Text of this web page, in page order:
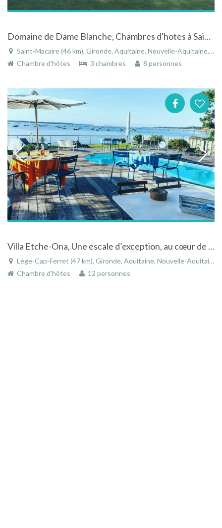
Domaine de Dame Blanche, Chambres d'hotes à Saint Macaire
Saint-Macaire (46 km), Gironde, Aquitaine, Nouvelle-Aquitaine, France
Chambre d'hôtes
3 chambres 8 personnes
Villa Etche-Ona, Une escale d’exception, au cœur de la Presqu’île
Lège-Cap-Ferret (47 km), Gironde, Aquitaine, Nouvelle-Aquitaine, France
Chambre d'hôtes
12 personnes